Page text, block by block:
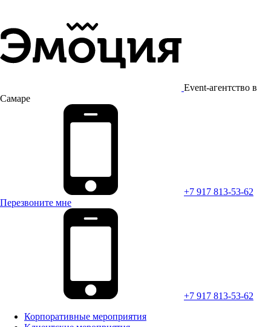
Event-агентство в
Самаре
+7 917 813-53-62
Перезвоните мне
+7 917 813-53-62
Корпоративные мероприятия